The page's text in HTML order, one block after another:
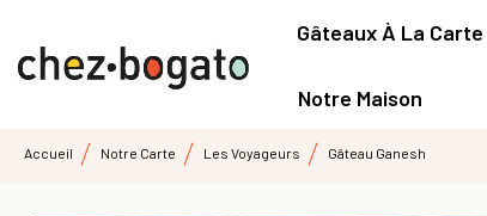
Gâteaux À La Carte
Notre Maison
Accueil Notre Carte Les Voyageurs Gâteau Ganesh